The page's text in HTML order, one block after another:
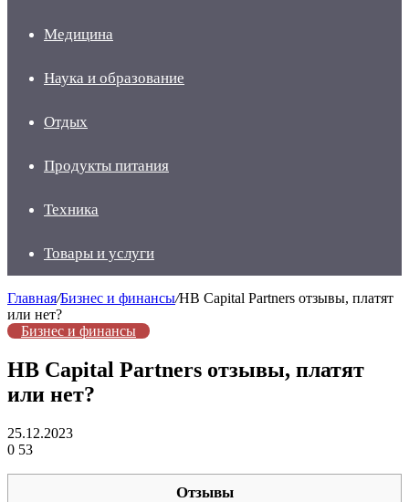
Медицина
Наука и образование
Отдых
Продукты питания
Техника
Товары и услуги
Главная/Бизнес и финансы/HB Capital Partners отзывы, платят
или нет?
Бизнес и финансы
HB Capital Partners отзывы, платят
или нет?
25.12.2023
0 53
Отзывы